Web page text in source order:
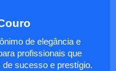
de elegância e
profissionais que
sucesso e prestígio.